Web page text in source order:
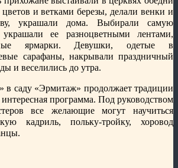
и ветками березы, делали венки и
украшали дома. Выбирали самую
украшали ее разноцветными лентами,
ярмарки. Девушки, одетые в
сарафаны, накрывали праздничный
и веселились до утра.
саду «Эрмитаж» продолжает традиции
программа. Под руководством
все желающие могут научиться
кадриль, польку-тройку, хоровод